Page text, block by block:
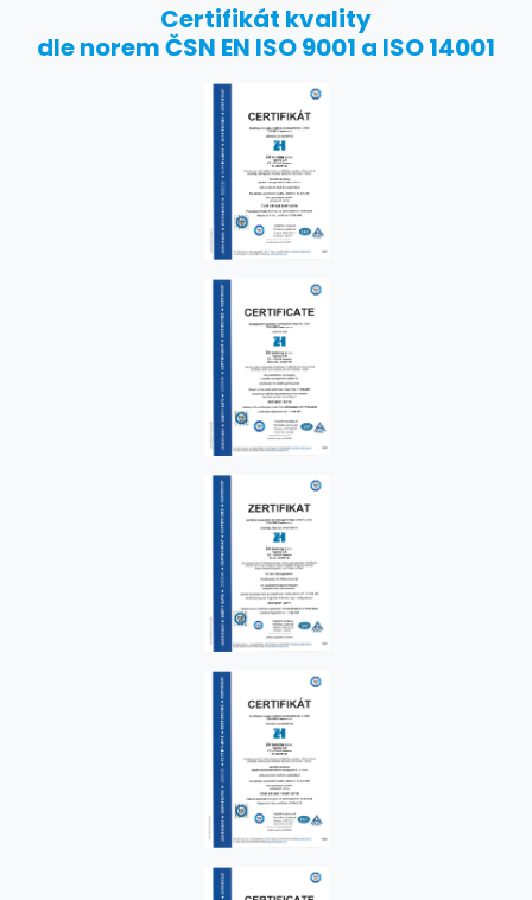
Certifikát kvality
dle norem ČSN EN ISO 9001 a ISO 14001